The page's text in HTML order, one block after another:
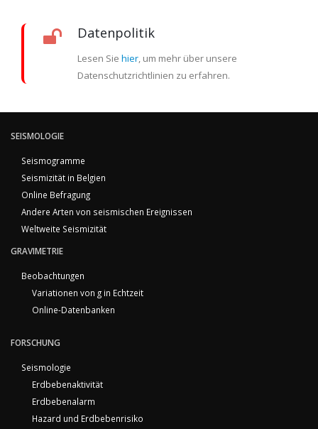
Datenpolitik
Lesen Sie hier, um mehr über unsere
Datenschutzrichtlinien zu erfahren.
SEISMOLOGIE
Seismogramme
Seismizität in Belgien
Online Befragung
Andere Arten von seismischen Ereignissen
Weltweite Seismizität
GRAVIMETRIE
Beobachtungen
Variationen von g in Echtzeit
Online-Datenbanken
FORSCHUNG
Seismologie
Erdbebenaktivität
Erdbebenalarm
Hazard und Erdbebenrisiko